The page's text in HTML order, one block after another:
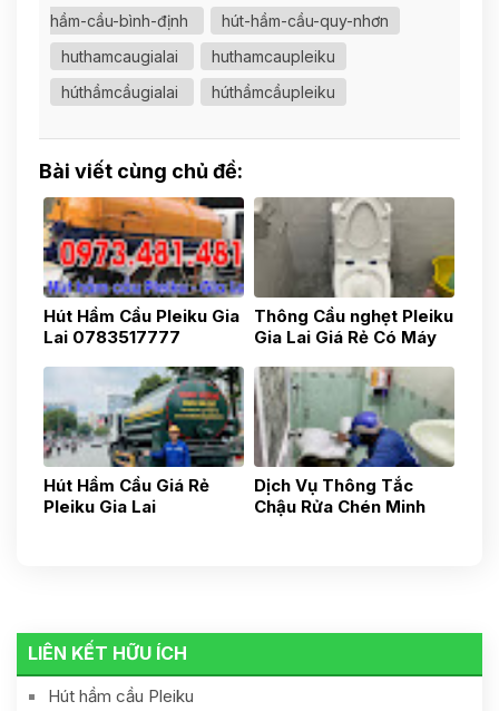
LIÊN KẾT HỮU ÍCH
Hút hầm cầu Pleiku
hầm-cầu-bình-định
hút-hầm-cầu-quy-nhơn
huthamcaugialai
huthamcaupleiku
húthầmcầugialai
húthầmcầupleiku
Bài viết cùng chủ đề:
Hút Hầm Cầu Pleiku Gia
Lai 0783517777
Thông Cầu nghẹt Pleiku
Gia Lai Giá Rẻ Có Máy
Hút Hầm Cầu Giá Rẻ
Pleiku Gia Lai
Dịch Vụ Thông Tắc
Chậu Rửa Chén Minh